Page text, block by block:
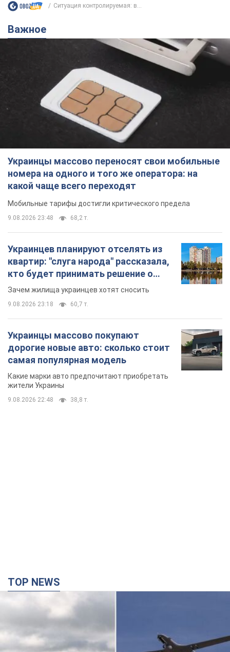
Ситуация контролируемая: в...
Важное
Украинцы массово переносят свои мобильные
номера на одного и того же оператора: на
какой чаще всего переходят
Мобильные тарифы достигли критического предела
9.08.2026 23:48 68,2 т.
Украинцев планируют отселять из
квартир: "слуга народа" рассказала,
кто будет принимать решение о
сносе домов
Зачем жилища украинцев хотят сносить
9.08.2026 23:18 60,7 т.
Украинцы массово покупают
дорогие новые авто: сколько стоит
самая популярная модель
Какие марки авто предпочитают приобретать
жители Украины
9.08.2026 22:48 38,8 т.
TOP NEWS